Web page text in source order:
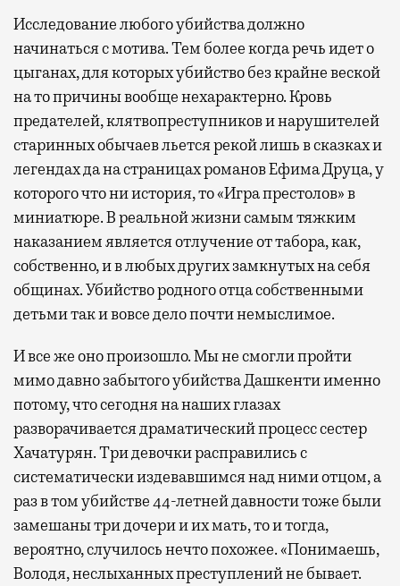
Исследование любого убийства должно
начинаться с мотива. Тем более когда речь идет о
цыганах, для которых убийство без крайне веской
на то причины вообще нехарактерно. Кровь
предателей, клятвопреступников и нарушителей
старинных обычаев льется рекой лишь в сказках и
легендах да на страницах романов Ефима Друца, у
которого что ни история, то «Игра престолов» в
миниатюре. В реальной жизни самым тяжким
наказанием является отлучение от табора, как,
собственно, и в любых других замкнутых на себя
общинах. Убийство родного отца собственными
детьми так и вовсе дело почти немыслимое.
И все же оно произошло. Мы не смогли пройти
мимо давно забытого убийства Дашкенти именно
потому, что сегодня на наших глазах
разворачивается драматический процесс сестер
Хачатурян. Три девочки расправились с
систематически издевавшимся над ними отцом, а
раз в том убийстве 44-летней давности тоже были
замешаны три дочери и их мать, то и тогда,
вероятно, случилось нечто похожее. «Понимаешь,
Володя, неслыханных преступлений не бывает.